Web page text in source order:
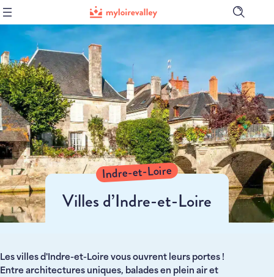
Ouvrir
la
Indre-et-Loire
Villes d’Indre-et-Loire
Les villes d'Indre-et-Loire vous ouvrent leurs portes !
Entre architectures uniques, balades en plein air et